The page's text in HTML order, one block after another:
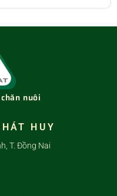
nuôi
HUY
T. Đồng Nai